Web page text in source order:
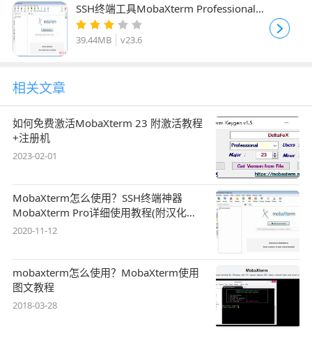
SSH终端工具MobaXterm Professional
Edition v23.6 安装免费注册版(附免费文
件+教程)
39.44MB v23.6
相关文章
如何免费激活MobaXterm 23 附激活教程
+注册机
2023-02-01
MobaXterm怎么使用？SSH终端神器
MobaXterm Pro详细使用教程(附汉化下
载)
2020-11-12
mobaxterm怎么使用？MobaXterm使用
图文教程
2018-03-28